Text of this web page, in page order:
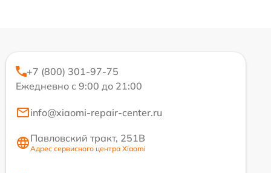
+7 (800) 301-97-75
Ежедневно с 9:00 до 21:00
info@xiaomi-repair-center.ru
Павловский тракт, 251В
Адрес сервисного центра Xiaomi